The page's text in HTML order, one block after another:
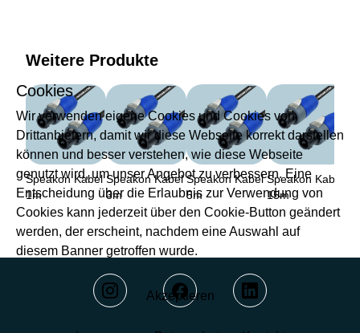
Cookies
Wir verwenden eigene Cookies und Cookies von
Drittanbietern, damit wir diese Webseite korrekt darstellen
können und besser verstehen, wie diese Webseite
genutzt wird, um unser Angebot zu verbessern. Eine
Entscheidung über die Erlaubnis zur Verwendung von
Cookies kann jederzeit über den Cookie-Button geändert
werden, der erscheint, nachdem eine Auswahl auf
diesem Banner getroffen wurde.
Akzeptieren
Weitere Produkte
Speakon Kabel
1m
Speakon Kabel
3m
Speakon Kabel
5m
Speakon Kabel
15m